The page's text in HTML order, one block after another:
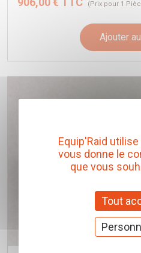
(Prix pour 1
Ajouter
Equip'Raid
vous donne le
que vous
Tout